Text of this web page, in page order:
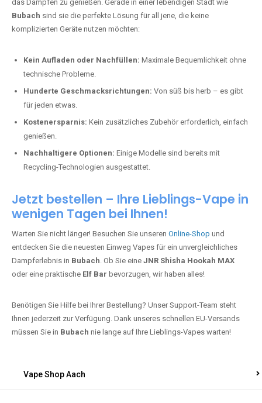
das Dampfen zu genießen. Gerade in einer lebendigen Stadt wie
Bubach sind sie die perfekte Lösung für all jene, die keine
komplizierten Geräte nutzen möchten:
Kein Aufladen oder Nachfüllen: Maximale Bequemlichkeit ohne
technische Probleme.
Hunderte Geschmacksrichtungen: Von süß bis herb – es gibt
für jeden etwas.
Kostenersparnis: Kein zusätzliches Zubehör erforderlich, einfach
genießen.
Nachhaltigere Optionen: Einige Modelle sind bereits mit
Recycling-Technologien ausgestattet.
Jetzt bestellen – Ihre Lieblings-Vape in
wenigen Tagen bei Ihnen!
Warten Sie nicht länger! Besuchen Sie unseren Online-Shop und
entdecken Sie die neuesten Einweg Vapes für ein unvergleichliches
Dampferlebnis in Bubach. Ob Sie eine JNR Shisha Hookah MAX
oder eine praktische Elf Bar bevorzugen, wir haben alles!
Benötigen Sie Hilfe bei Ihrer Bestellung? Unser Support-Team steht
Ihnen jederzeit zur Verfügung. Dank unseres schnellen EU-Versands
müssen Sie in Bubach nie lange auf Ihre Lieblings-Vapes warten!
Vape Shop Aach